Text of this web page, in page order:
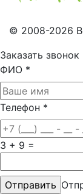
© 2008-2026
Заказать звонок
ФИО *
Телефон *
3 + 9 =